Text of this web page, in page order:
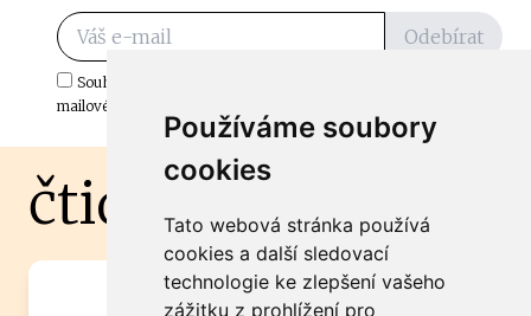
Používáme soubory
cookies
Tato webová stránka používá
cookies a další sledovací
technologie ke zlepšení vašeho
zážitku z prohlížení pro
Odebírat
Souhlasím s odběrem důležitých zpráv ze ČtiDoma.cz do mé e-
mailové schránky.
čtidoma.cz
Máte zajímavou informaci? Chcete